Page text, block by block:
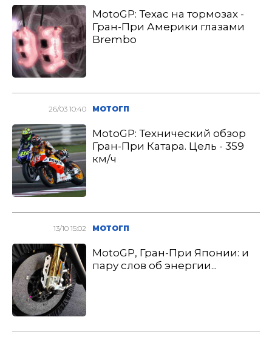
MotoGP: Техас на тормозах -
Гран-При Америки глазами
Brembo
26/03 10:40 МОТОГП
MotoGP: Технический обзор
Гран-При Катара. Цель - 359
км/ч
13/10 15:02 МОТОГП
MotoGP, Гран-При Японии: и
пару слов об энергии...